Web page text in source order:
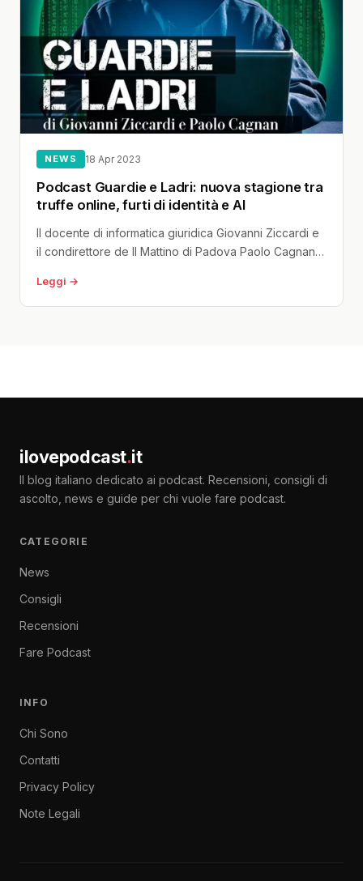
NEWS 18 Apr 2023
Podcast Guardie e Ladri: nuova stagione tra
truffe online, furti di identità e AI
Il docente di informatica giuridica Giovanni Ziccardi e
il condirettore de Il Mattino di Padova Paolo Cagnan
Leggi →
ilovepodcast.it
Il blog italiano dedicato ai podcast. Recensioni, consigli di
ascolto, news e guide per chi vuole fare podcast.
CATEGORIE
News
Consigli
Recensioni
Fare Podcast
INFO
Chi Sono
Contatti
Privacy Policy
Note Legali